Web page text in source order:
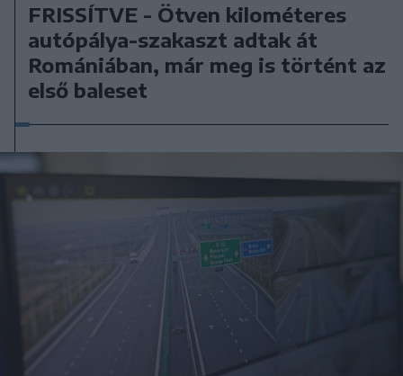
FRISSÍTVE - Ötven kilométeres
autópálya-szakaszt adtak át
Romániában, már meg is történt az
első baleset